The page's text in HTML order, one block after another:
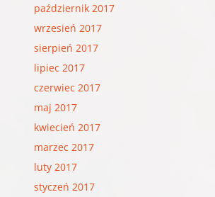
październik 2017
wrzesień 2017
sierpień 2017
lipiec 2017
czerwiec 2017
maj 2017
kwiecień 2017
marzec 2017
luty 2017
styczeń 2017